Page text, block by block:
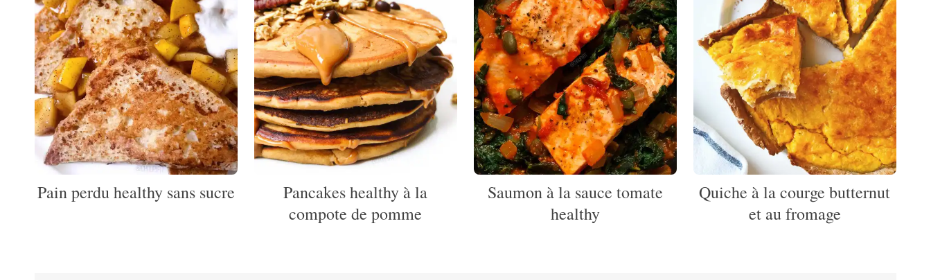
Pain perdu healthy sans sucre
Pancakes healthy à la
compote de pomme
Saumon à la sauce tomate
healthy
Quiche à la courge butternut
et au fromage